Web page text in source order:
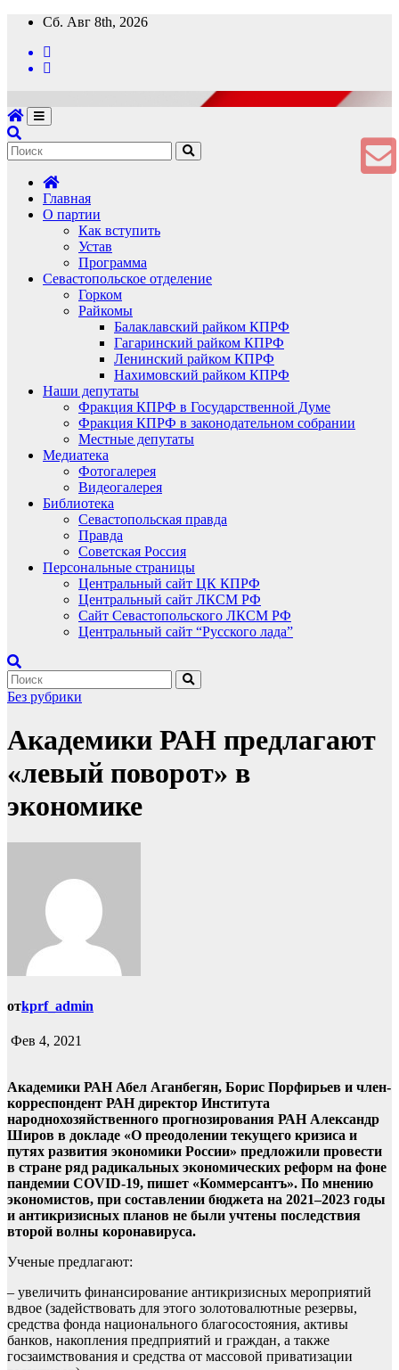
Перейти
содержимому
Сб. Авг 8th, 2026
Главная
О партии
Как вступить
Устав
Программа
Севастопольское отделение
Горком
Райкомы
Балаклавский райком КПРФ
Гагаринский райком КПРФ
Ленинский райком КПРФ
Нахимовский райком КПРФ
Наши депутаты
Фракция КПРФ в Государственной Думе
Фракция КПРФ в законодательном собрании
Местные депутаты
Медиатека
Фотогалерея
Видеогалерея
Библиотека
Севастопольская правда
Правда
Советская Россия
Персональные страницы
Центральный сайт ЦК КПРФ
Центральный сайт ЛКСМ РФ
Сайт Севастопольского ЛКСМ РФ
Центральный сайт “Русского лада”
Без рубрики
Академики РАН предлагают
«левый поворот» в
экономике
отkprf_admin
Фев 4, 2021
Академики РАН Абел Аганбегян, Борис Порфирьев и член-
корреспондент РАН директор Института
народнохозяйственного прогнозирования РАН Александр
Широв в докладе «О преодолении текущего кризиса и
путях развития экономики России» предложили провести
в стране ряд радикальных экономических реформ на фоне
пандемии COVID-19, пишет «Коммерсантъ». По мнению
экономистов, при составлении бюджета на 2021–2023 годы
и антикризисных планов не были учтены последствия
второй волны коронавируса.
Ученые предлагают:
– увеличить финансирование антикризисных мероприятий
вдвое (задействовать для этого золотовалютные резервы,
средства фонда национального благосостояния, активы
банков, накопления предприятий и граждан, а также
госзаимствования и средства от массовой приватизации